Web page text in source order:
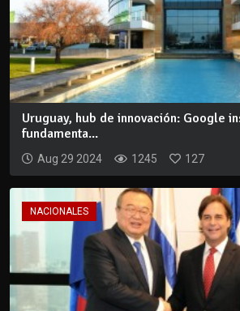
Uruguay, hub de innovación: Google
fundamenta...
Aug 29 2024 1245 127
NACIONALES